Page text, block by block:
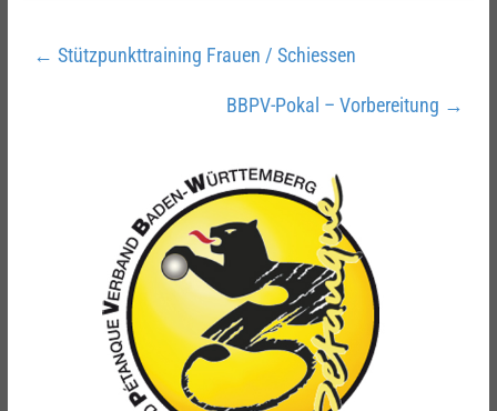
← Stützpunkttraining Frauen / Schiessen
BBPV-Pokal – Vorbereitung →